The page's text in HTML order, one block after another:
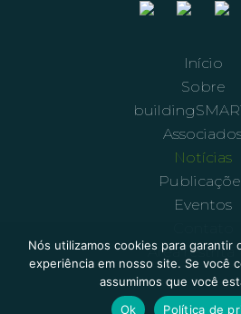
Início
Sobre
Notícias
Eventos
Área restrita
Nós utilizamos cookies para garantir
experiência em nosso site. Se você
assumimos que você
Ok
Política de